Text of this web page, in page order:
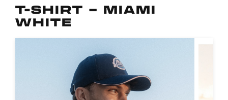
T-SHIRT – MIAMI
WHITE